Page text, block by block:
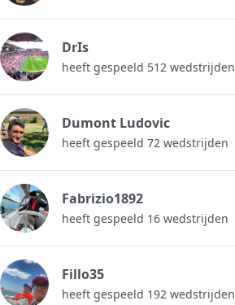
DrIs
heeft gespeeld 512 wedstrijden
Dumont Ludovic
heeft gespeeld 72 wedstrijden
Fabrizio1892
heeft gespeeld 16 wedstrijden
Fillo35
heeft gespeeld 192 wedstrijden